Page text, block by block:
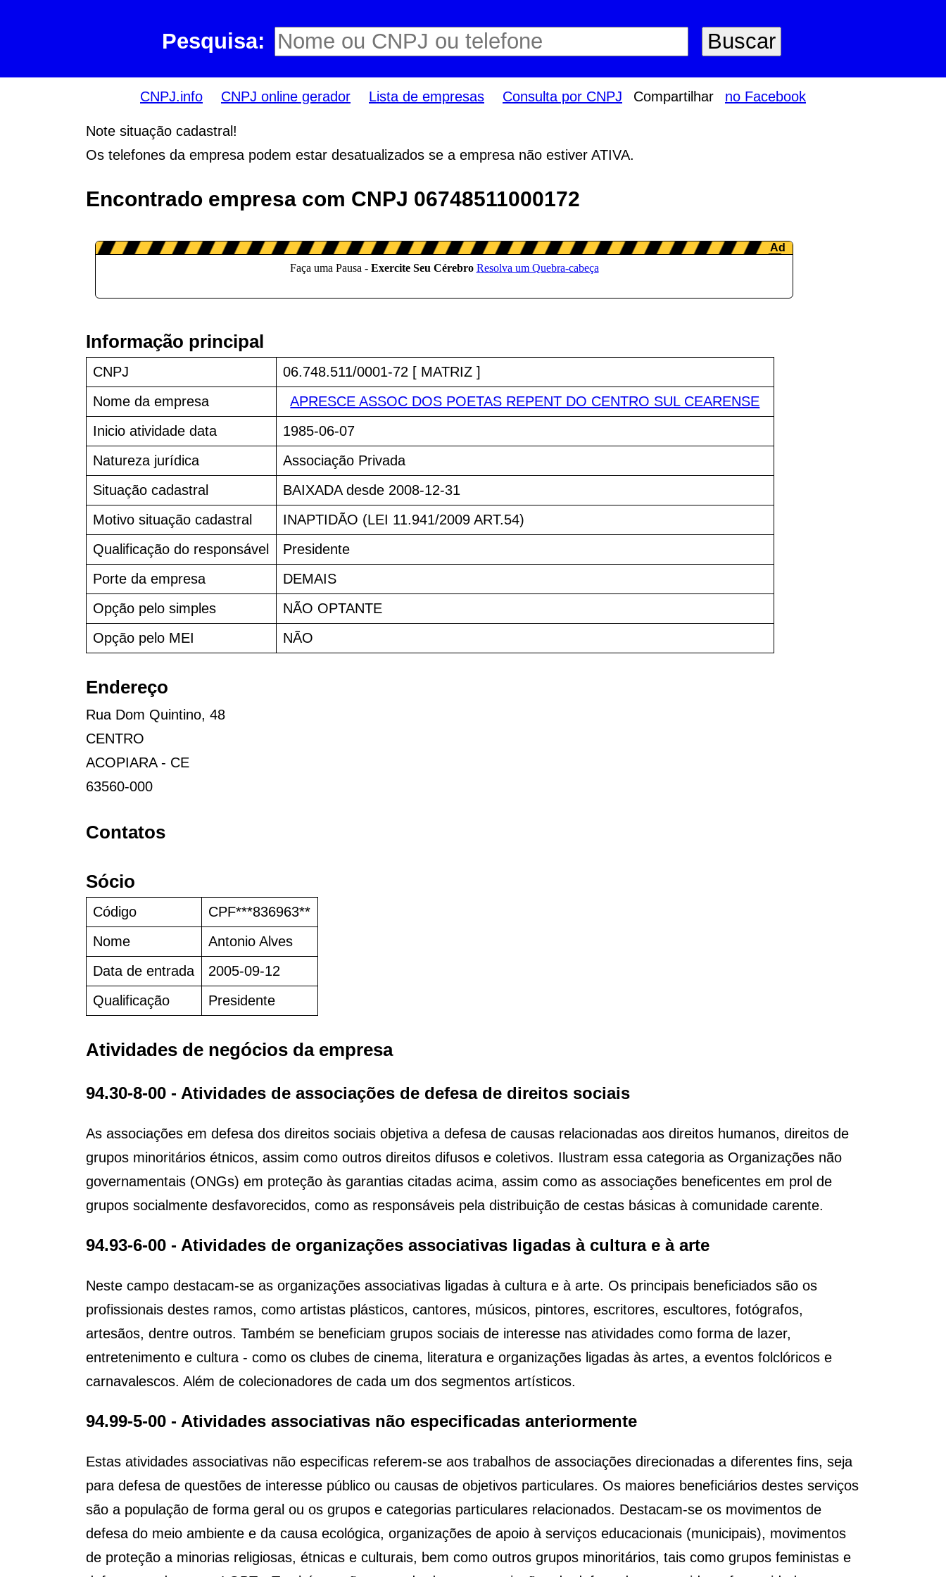
Pesquisa:
CNPJ.info CNPJ online gerador Lista de empresas Consulta por CNPJ Compartilhar no Facebook
Note situação cadastral!
Os telefones da empresa podem estar desatualizados se a empresa não estiver ATIVA.
Encontrado empresa com CNPJ 06748511000172
Informação principal
CNPJ
06.748.511/0001-72 [ MATRIZ ]
Nome da empresa
APRESCE ASSOC DOS POETAS REPENT DO CENTRO SUL CEARENSE
Inicio atividade data
1985-06-07
Natureza jurídica
Associação Privada
Situação cadastral
BAIXADA desde 2008-12-31
Motivo situação cadastral
INAPTIDÃO (LEI 11.941/2009 ART.54)
Qualificação do responsável
Presidente
Porte da empresa
DEMAIS
Opção pelo simples
NÃO OPTANTE
Opção pelo MEI
NÃO
Endereço
Rua Dom Quintino, 48
CENTRO
ACOPIARA - CE
63560-000
Contatos
Sócio
Código
CPF***836963**
Nome
Antonio Alves
Data de entrada
2005-09-12
Qualificação
Presidente
Atividades de negócios da empresa
94.30-8-00 - Atividades de associações de defesa de direitos sociais
As associações em defesa dos direitos sociais objetiva a defesa de causas relacionadas aos direitos humanos, direitos de
grupos minoritários étnicos, assim como outros direitos difusos e coletivos. Ilustram essa categoria as Organizações não
governamentais (ONGs) em proteção às garantias citadas acima, assim como as associações beneficentes em prol de
grupos socialmente desfavorecidos, como as responsáveis pela distribuição de cestas básicas à comunidade carente.
94.93-6-00 - Atividades de organizações associativas ligadas à cultura e à arte
Neste campo destacam-se as organizações associativas ligadas à cultura e à arte. Os principais beneficiados são os
profissionais destes ramos, como artistas plásticos, cantores, músicos, pintores, escritores, escultores, fotógrafos,
artesãos, dentre outros. Também se beneficiam grupos sociais de interesse nas atividades como forma de lazer,
entretenimento e cultura - como os clubes de cinema, literatura e organizações ligadas às artes, a eventos folclóricos e
carnavalescos. Além de colecionadores de cada um dos segmentos artísticos.
94.99-5-00 - Atividades associativas não especificadas anteriormente
Estas atividades associativas não especificas referem-se aos trabalhos de associações direcionadas a diferentes fins, seja
para defesa de questões de interesse público ou causas de objetivos particulares. Os maiores beneficiários destes serviços
são a população de forma geral ou os grupos e categorias particulares relacionados. Destacam-se os movimentos de
defesa do meio ambiente e da causa ecológica, organizações de apoio à serviços educacionais (municipais), movimentos
de proteção a minorias religiosas, étnicas e culturais, bem como outros grupos minoritários, tais como grupos feministas e